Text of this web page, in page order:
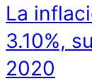
La
3.10%,
2020